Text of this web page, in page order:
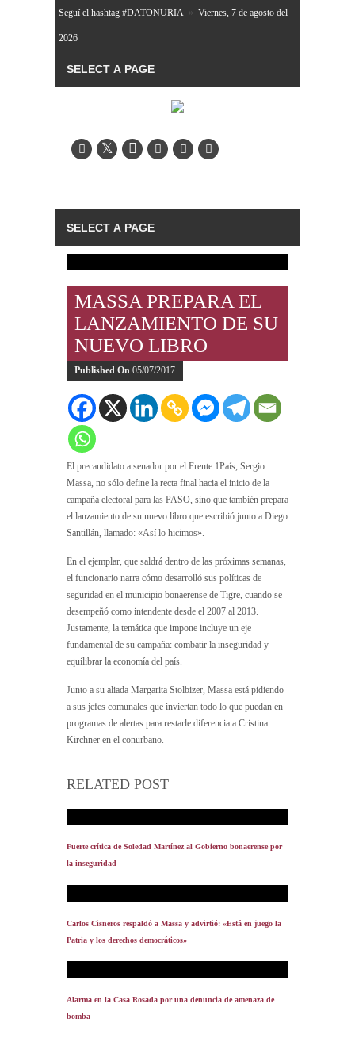
Seguí el hashtag #DATONURIA » Viernes, 7 de agosto del
2026
MASSA PREPARA EL
LANZAMIENTO DE SU
NUEVO LIBRO
Published On 05/07/2017
El precandidato a senador por el Frente 1País, Sergio
Massa, no sólo define la recta final hacia el inicio de la
campaña electoral para las PASO, sino que también prepara
el lanzamiento de su nuevo libro que escribió junto a Diego
Santillán, llamado: «Así lo hicimos».
En el ejemplar, que saldrá dentro de las próximas semanas,
el funcionario narra cómo desarrolló sus políticas de
seguridad en el municipio bonaerense de Tigre, cuando se
desempeñó como intendente desde el 2007 al 2013.
Justamente, la temática que impone incluye un eje
fundamental de su campaña: combatir la inseguridad y
equilibrar la economía del país.
Junto a su aliada Margarita Stolbizer, Massa está pidiendo
a sus jefes comunales que inviertan todo lo que puedan en
programas de alertas para restarle diferencia a Cristina
Kirchner en el conurbano.
RELATED POST
Fuerte crítica de Soledad Martínez al Gobierno bonaerense por
la inseguridad
Carlos Cisneros respaldó a Massa y advirtió: «Está en juego la
Patria y los derechos democráticos»
Alarma en la Casa Rosada por una denuncia de amenaza de
bomba